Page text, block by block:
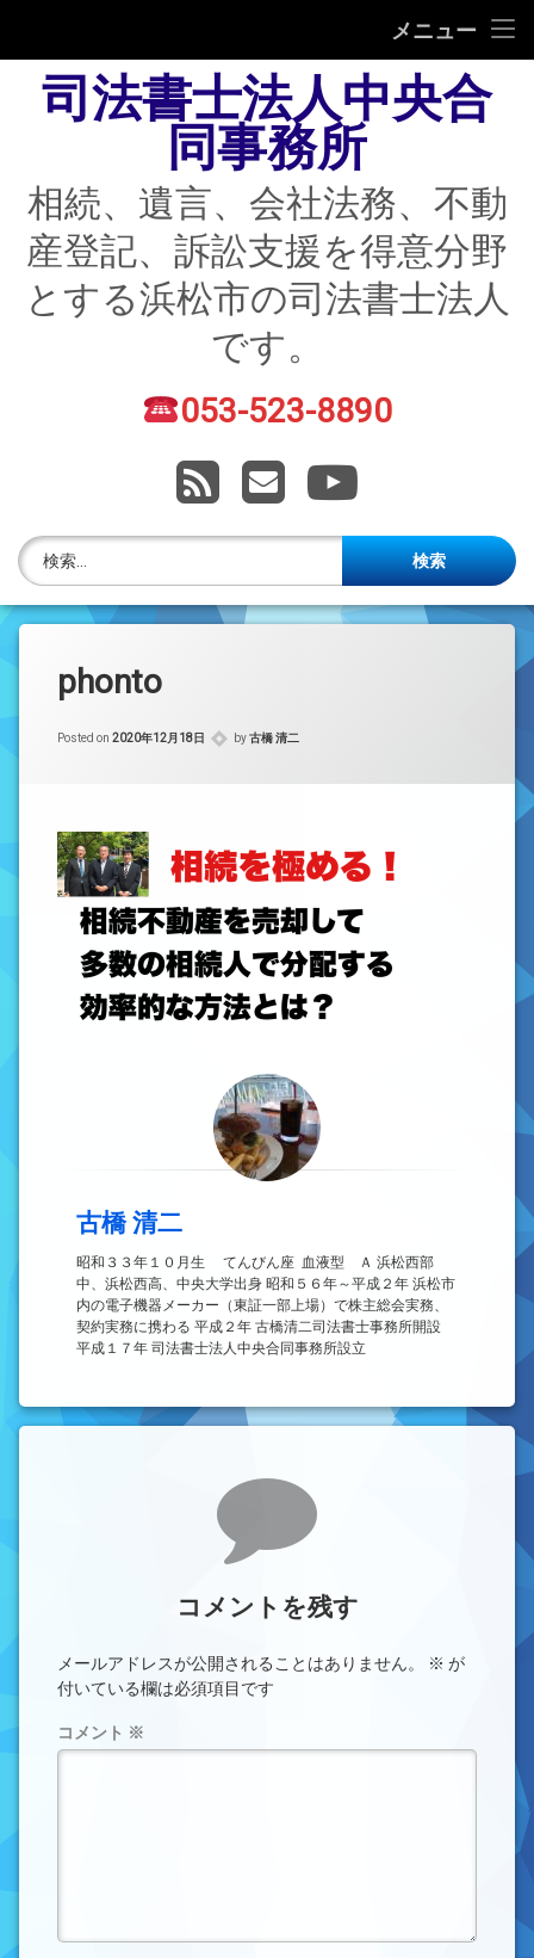
メニュー
相続
不動産登記
債務整理
住宅ローン返済にお困りの方
賃貸トラブル
株主名簿管理人
ご相談について
法律を勉強しよう
司法書士資格者・受験生募集中
司法書士法人中央合
同事務所
相続、遺言、会社法務、不動
産登記、訴訟支援を得意分野
とする浜松市の司法書士法人
です。
電話番号: 053-523-8890
RSSメールアドレス
YouTube
検索:
phonto
Posted on 2020年12月18日 by古橋 清二
古橋 清二
昭和３３年１０月生 てんびん座 血液型 Ａ 浜松西部
中、浜松西高、中央大学出身 昭和５６年～平成２年 浜松市
内の電子機器メーカー（東証一部上場）で株主総会実務、
契約実務に携わる 平成２年 古橋清二司法書士事務所開設
平成１７年 司法書士法人中央合同事務所設立
コメントを残す
メールアドレスが公開されることはありません。 ※ が
付いている欄は必須項目です
コメント ※